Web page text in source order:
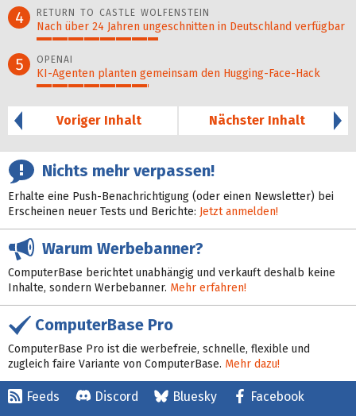
4 RETURN TO CASTLE WOLFENSTEIN
Nach über 24 Jahren ungeschnitten in Deutschland verfügbar
5 OPENAI
KI-Agenten planten gemein­sam den Hugging-Face-Hack
Voriger Inhalt
Nächster Inhalt
Nichts mehr verpassen!
Erhalte eine Push-Benachrichtigung (oder einen Newsletter) bei
Erscheinen neuer Tests und Berichte: Jetzt anmelden!
Warum Werbebanner?
ComputerBase berichtet unabhängig und verkauft deshalb keine
Inhalte, sondern Werbebanner. Mehr erfahren!
ComputerBase Pro
ComputerBase Pro ist die werbefreie, schnelle, flexible und
zugleich faire Variante von ComputerBase. Mehr dazu!
Feeds Discord Bluesky Facebook